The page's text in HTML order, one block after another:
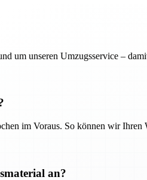
um unseren Umzugsservice –
im Voraus. So können wir Ihren
an?